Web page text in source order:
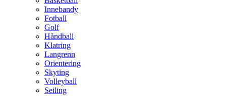
Innebandy
Fotball
Golf
Håndball
Klatring
Langrenn
Orientering
Skyting
Volleyball
Seiling